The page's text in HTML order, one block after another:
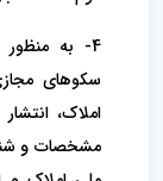
4- به
سکوهای
املاک،
مشخصات و